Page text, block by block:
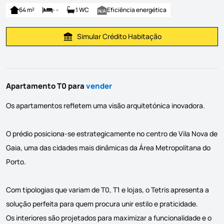
64 m² - - 1 WC Eficiência energética
Simular Prestação
Simular Crédito Habitação
Apartamento T0 paravender
Os apartamentos refletem uma visão arquitetónica inovadora.
O prédio posiciona-se estrategicamente no centro de Vila Nova de
Gaia, uma das cidades mais dinâmicas da Área Metropolitana do
Porto.
Com tipologias que variam de T0, T1 e lojas, o Tetris apresenta a
solução perfeita para quem procura unir estilo e praticidade.
Os interiores são projetados para maximizar a funcionalidade e o